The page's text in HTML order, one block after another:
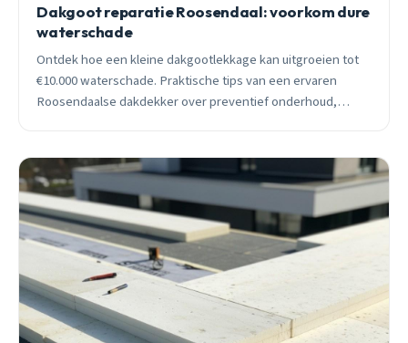
Dakgoot reparatie Roosendaal: voorkom dure
waterschade
Ontdek hoe een kleine dakgootlekkage kan uitgroeien tot
€10.000 waterschade. Praktische tips van een ervaren
Roosendaalse dakdekker over preventief onderhoud,